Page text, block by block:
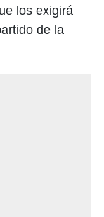
los exigirá
de la